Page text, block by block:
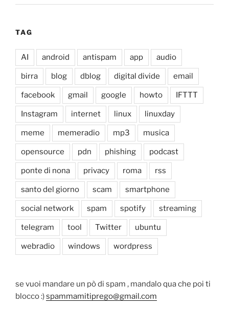
TAG
AI android antispam app audio
birra blog dblog digital divide email
facebook gmail google howto IFTTT
Instagram internet linux linuxday
meme memeradio mp3 musica
opensource pdn phishing podcast
ponte di nona privacy roma rss
santo del giorno scam smartphone
social network spam spotify streaming
telegram tool Twitter ubuntu
webradio windows wordpress
se vuoi mandare un pò di spam , mandalo qua che poi ti
blocco :)spammamitiprego@gmail.com